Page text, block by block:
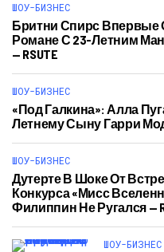
ШОУ-БИЗНЕС
Бритни Спирс Впервые
Романе С 23-Летним
— RSUTE
ШОУ-БИЗНЕС
«Под Галкина»: Алла
Летнему Сыну Гарри
ШОУ-БИЗНЕС
Дутерте В Шоке От
Конкурса «Мисс
Филиппин Не Ругался —
ШОУ-БИЗНЕС